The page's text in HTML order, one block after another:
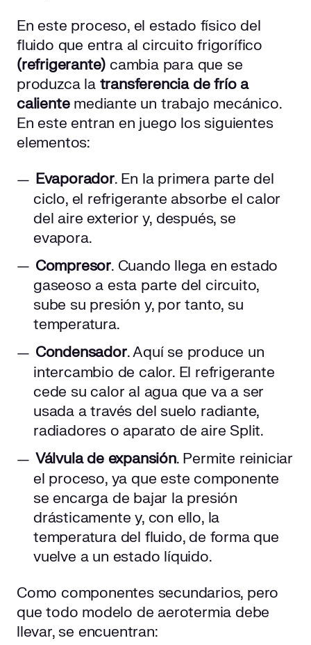
En este proceso, el estado físico del
fluido que entra al circuito frigorífico
(refrigerante) cambia para que se
produzca la transferencia de frío a
calientemediante un trabajo mecánico.
En este entran en juego los siguientes
elementos:
Evaporador. En la primera parte del
ciclo, el refrigerante absorbe el calor
del aire exterior y, después, se
evapora.
Compresor. Cuando llega en estado
gaseoso a esta parte del circuito,
sube su presión y, por tanto, su
temperatura.
Condensador. Aquí se produce un
intercambio de calor. El refrigerante
cede su calor al agua que va a ser
usada a través del suelo radiante,
radiadores o aparato de aire Split.
Válvula de expansión. Permite reiniciar
el proceso, ya que este componente
se encarga de bajar la presión
drásticamente y, con ello, la
temperatura del fluido, de forma que
vuelve a un estado líquido.
Como componentes secundarios, pero
que todo modelo de aerotermia debe
llevar, se encuentran: